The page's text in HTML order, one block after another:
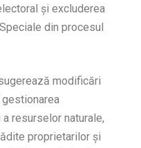
și excluderea
din procesul
modificări
resurselor naturale,
proprietarilor și